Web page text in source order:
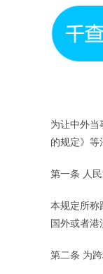
为让中外
的规定》等
第一条 人
本规定所称
国外或者港
第二条 为